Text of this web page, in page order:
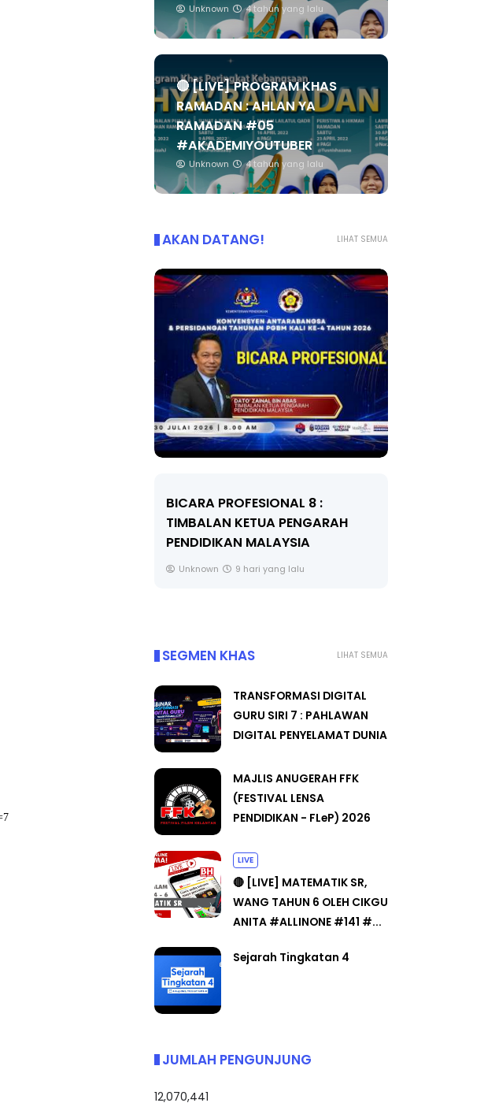
Unknown 4 tahun yang lalu
🔴 [LIVE] PROGRAM KHAS
RAMADAN : AHLAN YA
RAMADAN #05
#AKADEMIYOUTUBER
Unknown 4 tahun yang lalu
LIHAT SEMUA
AKAN DATANG!
BICARA PROFESIONAL 8 :
TIMBALAN KETUA PENGARAH
PENDIDIKAN MALAYSIA
Unknown 9 hari yang lalu
LIHAT SEMUA
SEGMEN KHAS
TRANSFORMASI DIGITAL
GURU SIRI 7 : PAHLAWAN
DIGITAL PENYELAMAT DUNIA
MAJLIS ANUGERAH FFK
(FESTIVAL LENSA
PENDIDIKAN - FLeP) 2026
LIVE
🔴 [LIVE] MATEMATIK SR,
WANG TAHUN 6 OLEH CIKGU
ANITA #ALLINONE #141 #...
Sejarah Tingkatan 4
JUMLAH PENGUNJUNG
12,070,441